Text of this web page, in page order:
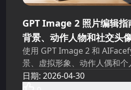
GPT Image 2 照片编辑指
背景、动作人物和社交头
使用 GPT Image 2 和
景、虚拟形象、动作人偶和个
日期: 2026-04-30